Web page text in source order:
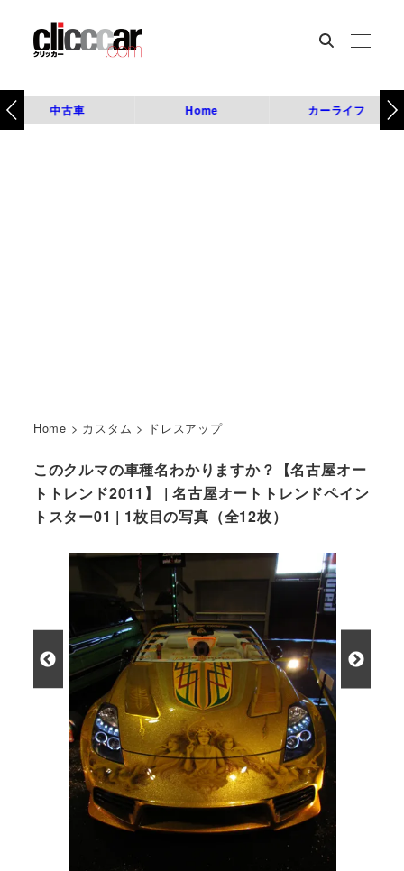
中古車 Home カーライフ
Home > カスタム > ドレスアップ
このクルマの車種名わかりますか？【名古屋オー
トトレンド2011】 | 名古屋オートトレンドペイン
トスター01 | 1枚目の写真（全12枚）